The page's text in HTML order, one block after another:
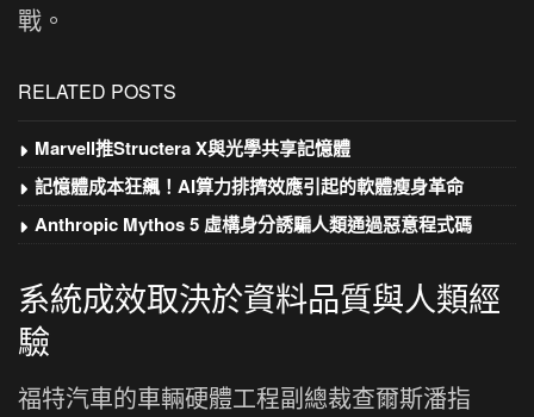
戰。
RELATED POSTS
Marvell推Structera X與光學共享記憶體
記憶體成本狂飆！AI算力排擠效應引起的軟體瘦身革命
Anthropic Mythos 5 虛構身分誘騙人類通過惡意程式碼
系統成效取決於資料品質與人類經
驗
福特汽車的車輛硬體工程副總裁查爾斯潘指